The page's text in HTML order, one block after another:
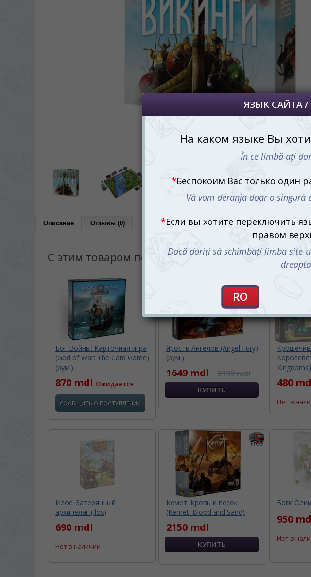
Описание Отзывы (0)
С этим товаром покупают:
Бог Войны: Карточная игра
(God of War: The Card Game)
(рум.)
870 mdl Ожидается
СООБЩИТЬ О ПОСТУПЛЕНИИ
Ярость Ангелов (Angel Fury)
(рум.)
1649 mdl 2199 mdl
Kingdoms)
480
Нет в
Илос. Затерянный
архипелаг (Ilos)
690 mdl
Нет в наличии
Кемет: Кровь и песок
(Kemet: Blood and Sand)
2150 mdl
Боги
950
Нет в
În ce limbă ați dori să vedeți site-ul nostru?
Беспокоим Вас только один раз, далее сохраним Ваш выбор
Vă vom deranja doar o singură dată, apoi vă vom salva alegerea limbii.
Если вы хотите переключить язык сайта, то это можно всегда
правом верхнем углу страницы.
Dacă doriți să schimbați limba site-ului, puteți oricând să faceți asta în colțul
dreapta sus al paginii.
RU